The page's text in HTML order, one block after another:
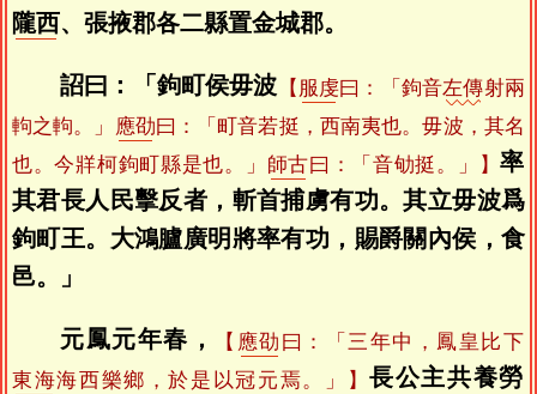
隴西、張掖郡各二縣置金城郡。
詔曰：「鉤町侯毋波 【 服虔曰：「鉤音左傳射兩
軥之軥。」
應劭曰：「町音若挺，西南夷也。毋波，其名
也。今牂柯鉤町縣是也。」 師古曰：「音劬挺。」】率
其君長人民擊反者，斬首捕虜有功。其立毋波爲
鉤町王。大鴻臚廣明將率有功，賜爵關內侯，食
邑。」
元鳳元年春， 【 應劭 曰：「三年中，鳳皇比下
東海海西樂鄉，於是以冠元焉。」】長公主共養勞